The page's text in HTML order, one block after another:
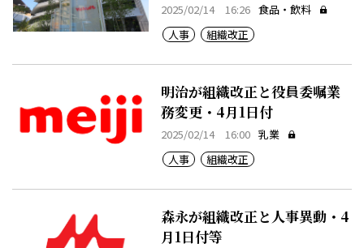
2025/02/14 16:26 食品・飲料
人事
組織改正
明治が組織改正と役員委嘱業
務変更・4月1日付
2025/02/14 16:00 乳業
人事
組織改正
森永が組織改正と人事異動・4
月1日付等